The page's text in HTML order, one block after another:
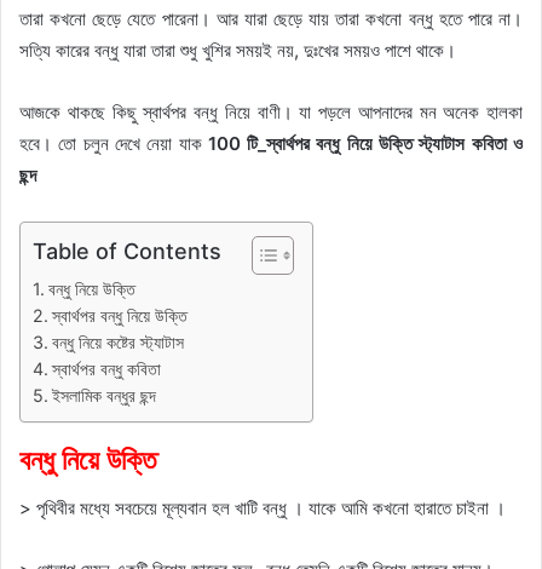
তারা কখনো ছেড়ে যেতে পারেনা। আর যারা ছেড়ে যায় তারা কখনো বন্ধু হতে পারে না।
সত্যি কারের বন্ধু যারা তারা শুধু খুশির সময়ই নয়, দুঃখের সময়ও পাশে থাকে।
আজকে থাকছে কিছু স্বার্থপর বন্ধু নিয়ে বাণী। যা পড়লে আপনাদের মন অনেক হালকা
হবে। তো চলুন দেখে নেয়া যাক 100 টি_স্বার্থপর বন্ধু নিয়ে উক্তি স্ট্যাটাস কবিতা ও
ছন্দ
Table of Contents
বন্ধু নিয়ে উক্তি
স্বার্থপর বন্ধু নিয়ে উক্তি
বন্ধু নিয়ে কষ্টের স্ট্যাটাস
স্বার্থপর বন্ধু কবিতা
ইসলামিক বন্ধুর ছন্দ
বন্ধু নিয়ে উক্তি
> পৃথিবীর মধ্যে সবচেয়ে মূল্যবান হল খাটি বন্ধু । যাকে আমি কখনো হারাতে চাইনা ।